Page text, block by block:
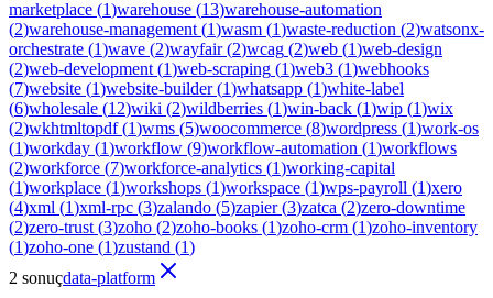
marketplace (1)warehouse (13)warehouse-automation
(2)warehouse-management (1)wasm (1)waste-reduction (2)watsonx-
orchestrate (1)wave (2)wayfair(2)wcag (2)web (1)web-design
(2)web-development (1)web-scraping (1)web3 (1)webhooks
(7)website (1)website-builder(1)whatsapp (1)white-label
(6)wholesale (12)wiki (2)wildberries (1)win-back (1)wip (1)wix
(2)wkhtmltopdf(1)wms (5)woocommerce (8)wordpress (1)work-os
(1)workday (1)workflow (9)workflow-automation (1)workflows
(2)workforce (7)workforce-analytics (1)working-capital
(1)workplace (1)workshops (1)workspace (1)wps-payroll (1)xero
(4)xml (1)xml-rpc (3)zalando (5)zapier(3)zatca (2)zero-downtime
(2)zero-trust (3)zoho (2)zoho-books (1)zoho-crm (1)zoho-inventory
(1)zoho-one (1)zustand (1)
2 sonuçdata-platform